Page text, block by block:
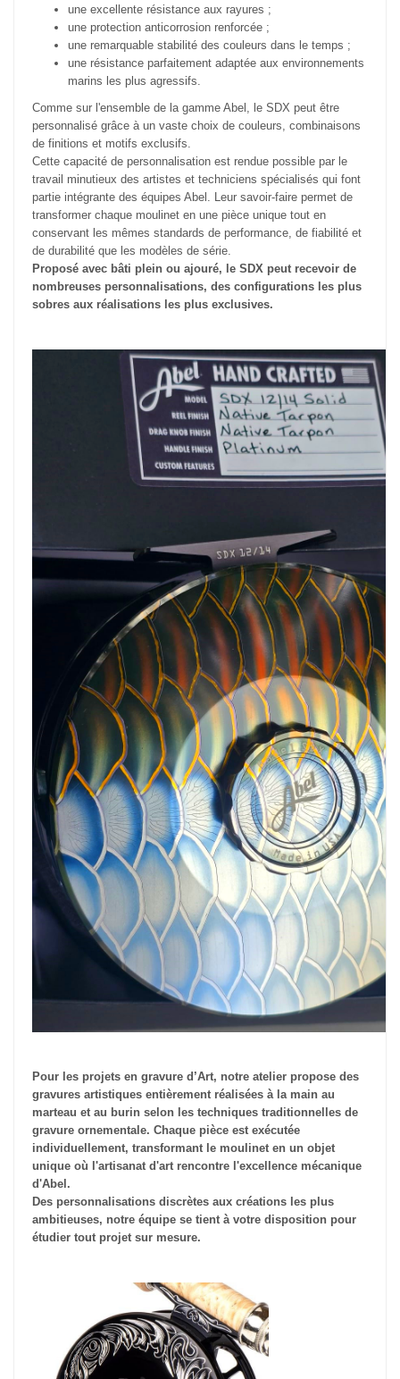
une excellente résistance aux rayures ;
une protection anticorrosion renforcée ;
une remarquable stabilité des couleurs dans le temps ;
une résistance parfaitement adaptée aux environnements
marins les plus agressifs.
Comme sur l'ensemble de la gamme Abel, le SDX peut être
personnalisé grâce à un vaste choix de couleurs, combinaisons
de finitions et motifs exclusifs.
Cette capacité de personnalisation est rendue possible par le
travail minutieux des artistes et techniciens spécialisés qui font
partie intégrante des équipes Abel. Leur savoir-faire permet de
transformer chaque moulinet en une pièce unique tout en
conservant les mêmes standards de performance, de fiabilité et
de durabilité que les modèles de série.
Proposé avec bâti plein ou ajouré, le SDX peut recevoir de
nombreuses personnalisations, des configurations les plus
sobres aux réalisations les plus exclusives.
Pour les projets en gravure d’Art, notre atelier propose des
gravures artistiques entièrement réalisées à la main au
marteau et au burin selon les techniques traditionnelles de
gravure ornementale. Chaque pièce est exécutée
individuellement, transformant le moulinet en un objet
unique où l'artisanat d'art rencontre l'excellence mécanique
d'Abel.
Des personnalisations discrètes aux créations les plus
ambitieuses, notre équipe se tient à votre disposition pour
étudier tout projet sur mesure.